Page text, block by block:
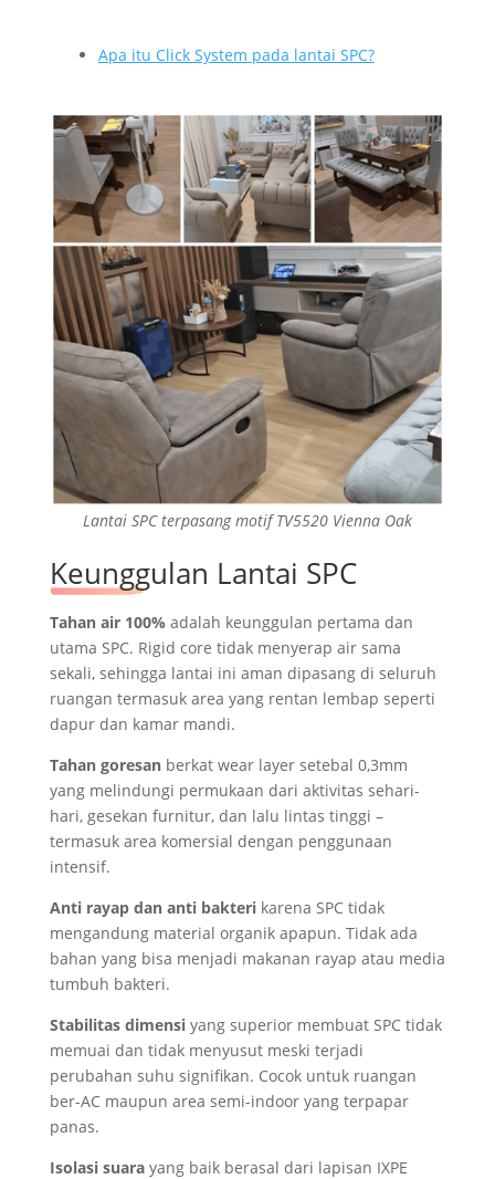
Apa itu Click System pada lantai SPC?
Lantai SPC terpasang motif TV5520 Vienna Oak
Keunggulan Lantai SPC
Tahan air 100% adalah keunggulan pertama dan
utama SPC. Rigid core tidak menyerap air sama
sekali, sehingga lantai ini aman dipasang di seluruh
ruangan termasuk area yang rentan lembap seperti
dapur dan kamar mandi.
Tahan goresanberkat wear layer setebal 0,3mm
yang melindungi permukaan dari aktivitas sehari-
hari, gesekan furnitur, dan lalu lintas tinggi –
termasuk area komersial dengan penggunaan
intensif.
Anti rayap dan anti bakterikarena SPC tidak
mengandung material organik apapun. Tidak ada
bahan yang bisa menjadi makanan rayap atau media
tumbuh bakteri.
Stabilitas dimensiyang superior membuat SPC tidak
memuai dan tidak menyusut meski terjadi
perubahan suhu signifikan. Cocok untuk ruangan
ber-AC maupun area semi-indoor yang terpapar
panas.
Isolasi suarayang baik berasal dari lapisan IXPE